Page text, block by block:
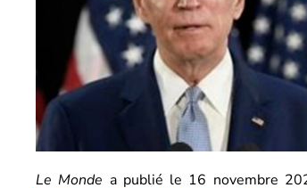
Le Monde a publié le 16 novembre